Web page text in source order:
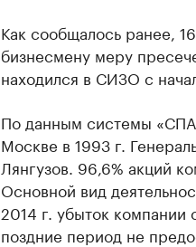
Как сообщалось ранее,
бизнесмену меру
находился в СИЗО с
По данным системы
Москве в 1993 г.
Лянгузов. 96,6% акций
Основной вид
2014 г. убыток
поздние период не